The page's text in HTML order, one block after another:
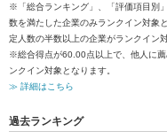
※「総合ランキング」、「評価項目別
数を満たした企業のみランクイン対象
定人数の半数以上の企業がランクイン
※総合得点が60.00点以上で、他人に
ンクイン対象となります。
≫ 詳細はこちら
過去ランキング